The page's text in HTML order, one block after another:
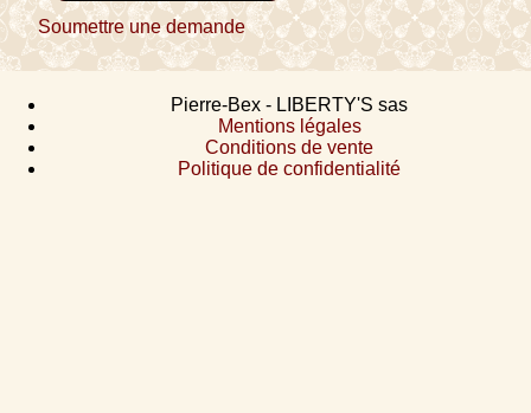
Soumettre une demande
Pierre-Bex - LIBERTY'S sas
Mentions légales
Conditions de vente
Politique de confidentialité